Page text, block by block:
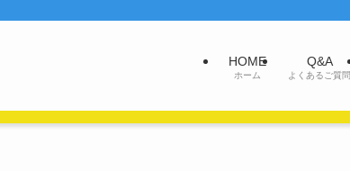
HOME
ホーム
Q&A
よくあるご質問